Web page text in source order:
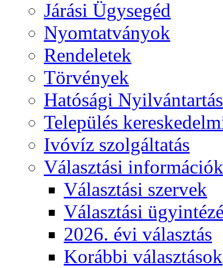
Járási Ügysegéd
Nyomtatványok
Rendeletek
Törvények
Hatósági
Település
Ivóvíz szolgáltatás
Választási információk
Választási szervek
Választási
2026. évi választás
Korábbi választások